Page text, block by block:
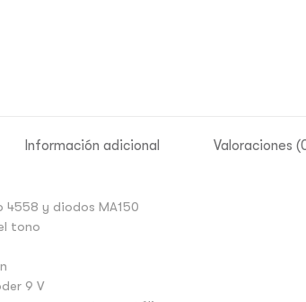
Información adicional Valoraciones
4558 y diodos MA150
tono
9 V